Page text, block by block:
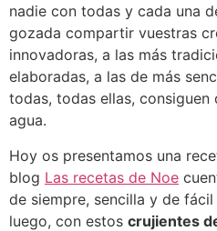
nadie con todas y cada una
gozada compartir vuestras
innovadoras, a las más
elaboradas, a las de más
todas, todas ellas, consiguen
agua.
Hoy os presentamos una
blog Las recetas de Noe
de siempre, sencilla y de fácil
luego, con estos crujientes